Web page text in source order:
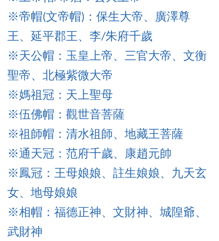
※帝帽(文帝帽)：保生大帝、廣澤尊
王、延平郡王、李/朱府千歲
※天公帽：玉皇上帝、三官大帝、文衡
聖帝、北極紫微大帝
※媽祖冠：天上聖母
※伍佛帽 ：觀世音菩薩
※祖師帽 ：清水祖師、 地藏王菩薩
※通天冠 ：范府千歲、康趙元帥
※鳳冠：王母娘娘、註生娘娘、九天玄
女、地母娘娘
※相帽：福德正神、文財神、城隍爺、
武財神